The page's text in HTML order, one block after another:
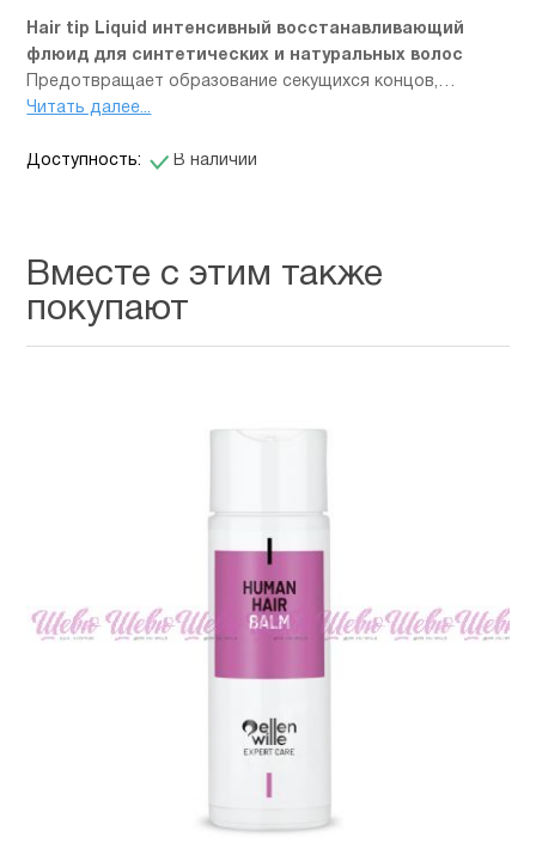
Hair tip Liquid интенсивный восстанавливающий
флюид для синтетических и натуральных волос
Предотвращает образование секущихся концов,
защищает волосы и возвращает им жизненные силы,
Использование Hair tip Liquid настоятельно
Инструкция:Нанесите несколько капель флюид на
волос. Не требует смывания. Флюид применяется
каждый день перед использованием парика.
Читать далее...
Доступность: В наличии
Вместе с этим также
покупают